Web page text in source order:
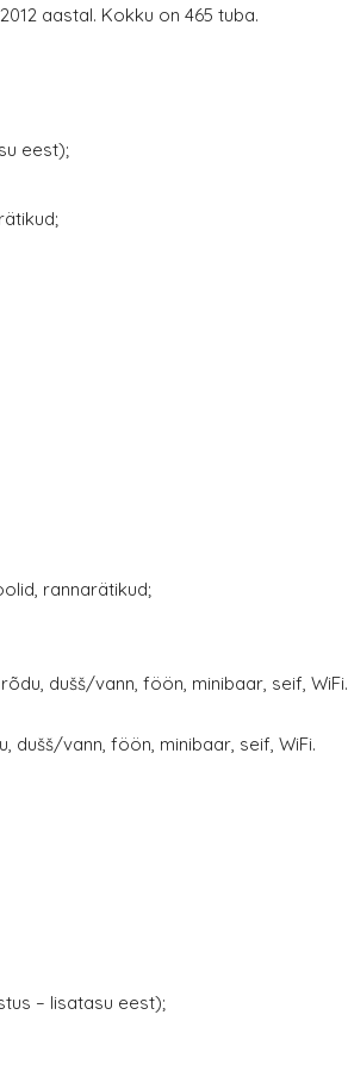
aastal. Kokku on 465 tuba.
eest);
rannarätikud;
dušš/vann, föön, minibaar, seif, WiFi.
dušš/vann, föön, minibaar, seif, WiFi.
– lisatasu eest);